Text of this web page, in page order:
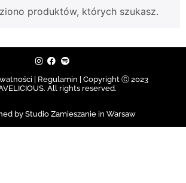
produktów, których szukasz.
| Regulamin | Copyright Ⓒ 2023
All rights reserved.
by Studio Zamieszanie in Warsaw